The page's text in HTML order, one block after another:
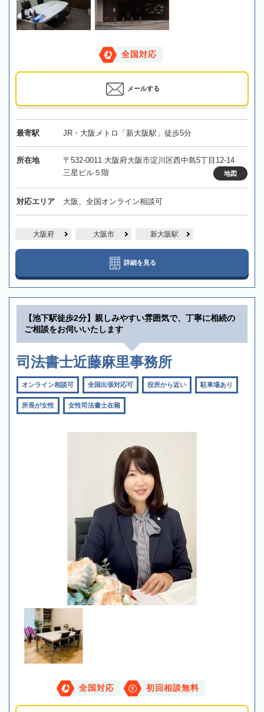
全国対応
メールする
最寄駅 JR・大阪メトロ「新大阪駅」徒歩5分
所在地
〒532-0011 大阪府大阪市淀川区西中島5丁目12-14
三星ビル５階
地図
対応エリア 大阪、全国オンライン相談可
大阪府 大阪市 新大阪駅
詳細を見る
【池下駅徒歩2分】親しみやすい雰囲気で、丁寧に相続の
ご相談をお伺いいたします
司法書士近藤麻里事務所
オンライン相談可 全国出張対応可 役所から近い 駐車場あり
所長が女性 女性司法書士在籍
全国対応 初回相談無料